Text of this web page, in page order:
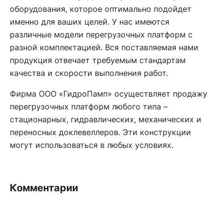
оборудования, которое оптимально подойдет
именно для ваших целей. У нас имеются
различные модели перегрузочных платформ с
разной комплектацией. Вся поставляемая нами
продукция отвечает требуемым стандартам
качества и скорости выполнения работ.
Фирма ООО «ГидроПамп» осуществляет продажу
перегрузочных платформ любого типа –
стационарных, гидравлических, механических и
переносных доклевеллеров. Эти конструкции
могут использоваться в любых условиях.
Комментарии